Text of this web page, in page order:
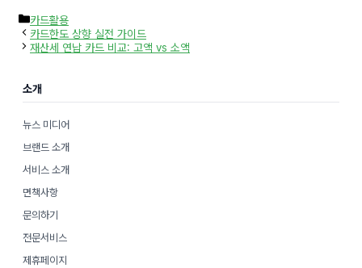
카
테
고
리
카드활용
카드한도 상향 실전 가이드
재산세 연납 카드 비교: 고액 vs 소액
소개
뉴스 미디어
브랜드 소개
서비스 소개
면책사항
문의하기
전문서비스
제휴페이지